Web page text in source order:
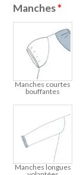
Manches*
Manches courtes
bouffantes
Manches longues